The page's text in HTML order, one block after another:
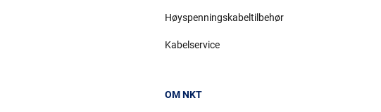
Høyspenningskabeltilbehør
Kabelservice
OM NKT